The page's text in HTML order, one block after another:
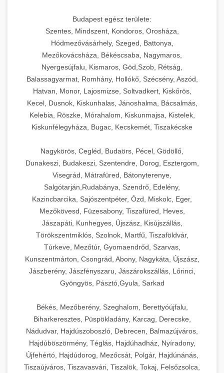
Budapest egész területe:
Szentes, Mindszent, Kondoros, Orosháza,
Hódmezővásárhely, Szeged, Battonya,
Mezőkovácsháza, Békéscsaba, Nagymaros,
Nyergesújfalu, Kismaros, Göd,Szob, Rétság,
Balassagyarmat, Romhány, Hollókő, Szécsény, Aszód,
Hatvan, Monor, Lajosmizse, Soltvadkert, Kiskőrös,
Kecel, Dusnok, Kiskunhalas, Jánoshalma, Bácsalmás,
Kelebia, Röszke, Mórahalom, Kiskunmajsa, Kistelek,
Kiskunfélegyháza, Bugac, Kecskemét, Tiszakécske
Nagykörös, Cegléd, Budaörs, Pécel, Gödöllő,
Dunakeszi, Budakeszi, Szentendre, Dorog, Esztergom,
Visegrád, Mátrafüred, Bátonyterenye,
Salgótarján,Rudabánya, Szendrő, Edelény,
Kazincbarcika, Sajószentpéter, Ózd, Miskolc, Eger,
Mezőkövesd, Füzesabony, Tiszafüred, Heves,
Jászapáti, Kunhegyes, Újszász, Kisújszállás,
Törökszentmiklós, Szolnok, Martfű, Tiszaföldvár,
Túrkeve, Mezőtúr, Gyomaendrőd, Szarvas,
Kunszentmárton, Csongrád, Abony, Nagykáta, Újszász,
Jászberény, Jászfényszaru, Jászárokszállás, Lőrinci,
Gyöngyös, Pásztó,Gyula, Sarkad
Békés, Mezőberény, Szeghalom, Berettyóújfalu,
Biharkeresztes, Püspökladány, Karcag, Derecske,
Nádudvar, Hajdúszoboszló, Debrecen, Balmazújváros,
Hajdúböszörmény, Téglás, Hajdúhadház, Nyíradony,
Újfehértó, Hajdúdorog, Mezőcsát, Polgár, Hajdúnánás,
Tiszaújváros, Tiszavasvári, Tiszalök, Tokaj, Felsőzsolca,